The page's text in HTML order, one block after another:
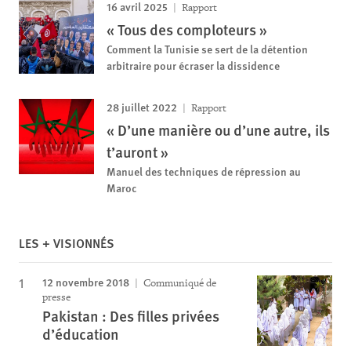
16 avril 2025 Rapport
« Tous des comploteurs »
Comment la Tunisie se sert de la détention
arbitraire pour écraser la dissidence
28 juillet 2022 Rapport
« D’une manière ou d’une autre, ils
t’auront »
Manuel des techniques de répression au
Maroc
LES + VISIONNÉS
12 novembre 2018
Communiqué de
presse
Pakistan : Des filles privées
d’éducation